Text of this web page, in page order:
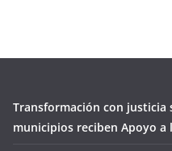
Transformación con justicia
municipios reciben Apoyo a